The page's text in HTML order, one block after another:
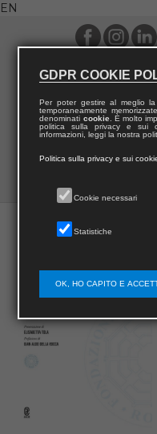
EN
GDPR COOKIE
Per poter gestire al meglio
temporaneamente
denominati cookie. È molto
politica sulla privacy e sui
informazioni, leggi la nostra
Politica sulla privacy e sui
Cookie necessari
Statistiche
OK, HO CAPITO E